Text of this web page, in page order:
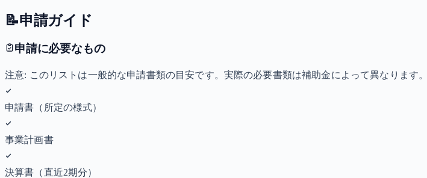
📝申請ガイド
申請に必要なもの
注意: このリストは一般的な申請書類の目安です。実際の必要書類は補助金によって異なります
申請書（所定の様式）
事業計画書
決算書（直近2期分）